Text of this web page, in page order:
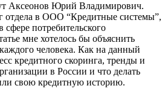
Аксеонов Юрий Владимирович.
отдела в ООО “Кредитные системы”,
сфере потребительского
мне хотелось бы объяснить
человека. Как на данный
кредитного скоринга, тренды и
в России и что делать
свою кредитную историю.